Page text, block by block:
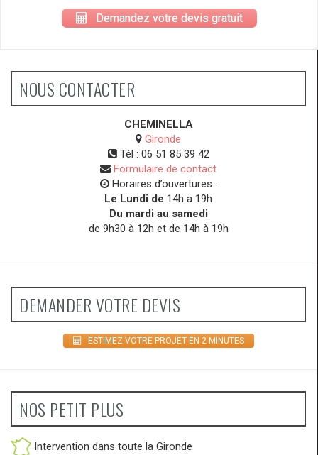
Demandez votre devis gratuit
NOUS CONTACTER
CHEMINELLA
Gironde
Tél : 06 51 85 39 42
Formulaire de contact
Horaires d’ouvertures :
Le Lundi de 14h a 19h
Du mardi au samedi
de 9h30 à 12h et de 14h à 19h
DEMANDER VOTRE DEVIS
ESTIMEZ VOTRE PROJET EN 2 MINUTES
NOS PETIT PLUS
Intervention dans toute la Gironde